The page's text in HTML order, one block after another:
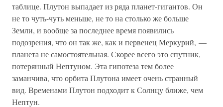
таблице. Плутон выпадает из ряда планет-гигантов. Он
не то чуть-чуть меньше, не то на столько же больше
Земли, и вообще за последнее время появились
подозрения, что он так же, как и первенец Меркурий, —
планета не самостоятельная. Скорее всего это спутник,
потерянный Нептуном. Эта гипотеза тем более
заманчива, что орбита Плутона имеет очень странный
вид. Временами Плутон подходит к Солнцу ближе, чем
Нептун.